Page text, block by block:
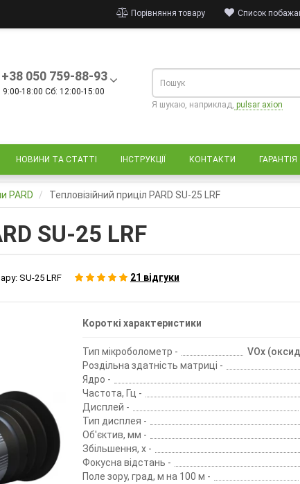
Список
Порівняння товару
+38 050 759-88-93
9:00-18:00 Сб: 12:00-15:00
Я шукаю, наприклад, pulsar axion
НОВИНИ ТА СТАТТІ ІНСТРУКЦІЇ КОНТАКТИ
PARD Тепловізійний приціл PARD SU-25 LRF
SU-25 LRF
SU-25 LRF 21 відгуки
Короткі характеристики
Тип мікроболометр -
VOx
Роздільна здатність матриці -
Ядро -
Частота, Гц -
Дисплей -
Тип дисплея -
Об'єктив, мм -
Збільшення, х -
Фокусна відстань -
Поле зору, град, м на 100 м -